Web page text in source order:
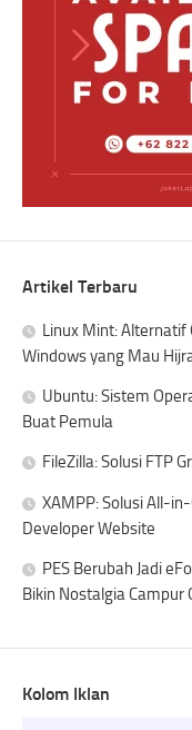
Artikel Terbaru
Linux Mint: Alternatif
Windows yang Mau
Ubuntu: Sistem
Buat Pemula
FileZilla: Solusi FTP
XAMPP: Solusi All-
Developer Website
PES Berubah Jadi
Bikin Nostalgia Campur
Kolom Iklan